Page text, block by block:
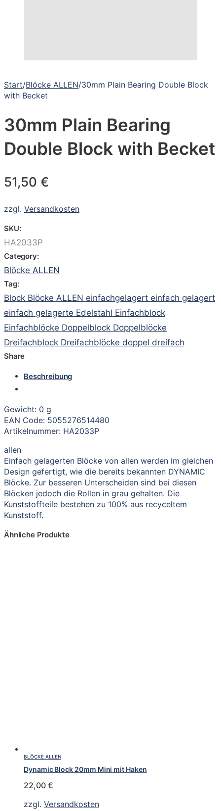
Start/Blöcke ALLEN/30mm Plain Bearing Double Block
with Becket
30mm Plain Bearing
Double Block with Becket
51,50 €
zzgl. Versandkosten
SKU:
HA2033P
Category:
Blöcke ALLEN
Tag:
Block Blöcke ALLEN einfachgelagert einfach gelagert
einfach gelagerte Edelstahl Einfachblock
Einfachblöcke Doppelblock Doppelblöcke
Dreifachblock Dreifachblöcke doppel dreifach
Share
Beschreibung
Gewicht: 0 g
EAN Code: 5055276514480
Artikelnummer: HA2033P
allen
Einfach gelagerten Blöcke von allen werden im gleichen
Design gefertigt, wie die bereits bekannten DYNAMIC
Blöcke. Zur besseren Unterscheiden sind bei diesen
Blöcken jedoch die Rollen in grau gehalten. Die
Kunststoffteile bestehen zu 100% aus recyceltem
Kunststoff.
Ähnliche Produkte
BLÖCKE ALLEN
Dynamic Block 20mm Mini mit Haken
22,00 €
zzgl. Versandkosten